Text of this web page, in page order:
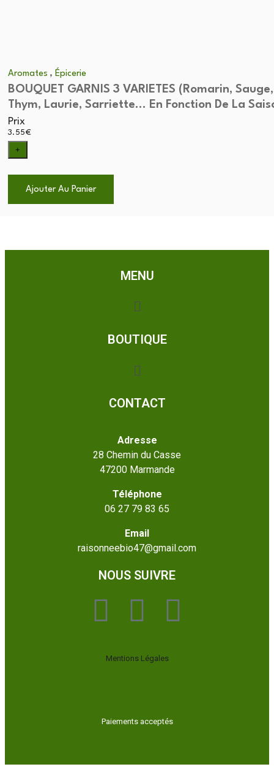
Aromates , Épicerie
BOUQUET GARNIS 3 VARIETES (Romarin, Sauge,
Thym, Laurie, Sarriette... En Fonction De La
Prix
3.55€
+
Ajouter Au Panier
MENU
BOUTIQUE
CONTACT
Adresse
28 Chemin du Casse
47200 Marmande
Téléphone
06 27 79 83 65
Email
raisonneebio47@gmail.com
NOUS SUIVRE
Mentions Légales
Paiements acceptés